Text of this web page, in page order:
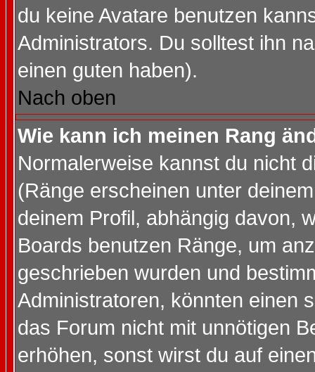
du keine Avatare benutzen
Administrators. Du solltest ihn
einen guten haben).
Nach oben
Wie kann ich meinen Rang
Normalerweise kannst du nicht
(Ränge erscheinen unter
deinem Profil, abhängig davon,
Boards benutzen Ränge, um
geschrieben wurden und
Administratoren, könnten einen
das Forum nicht mit unnötigen
erhöhen, sonst wirst du auf